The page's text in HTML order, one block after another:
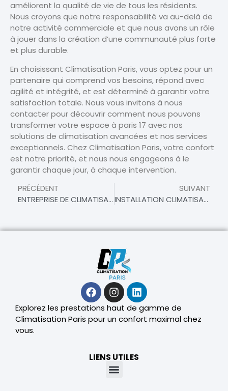
améliorent la qualité de vie de tous les résidents.
Nous croyons que notre responsabilité va au-delà de
notre activité commerciale et que nous avons un rôle
à jouer dans la création d’une communauté plus forte
et plus durable.
En choisissant Climatisation Paris, vous optez pour un
partenaire qui comprend vos besoins, répond avec
agilité et intégrité, et est déterminé à garantir votre
satisfaction totale. Nous vous invitons à nous
contacter pour découvrir comment nous pouvons
transformer votre espace à paris 17 avec nos
solutions de climatisation avancées et nos services
exceptionnels. Chez Climatisation Paris, votre confort
est notre priorité, et nous nous engageons à le
garantir chaque jour, à chaque intervention.
PRÉCÉDENT
ENTREPRISE DE CLIMATISATION À PARIS 17 – SPÉCIALISTES DU CONFORT AMBIANT
SUIVANT
INSTALLATION CLIMATISATION À PARIS 17 – VOTRE PARTENAIRE POUR UN CONFORT OPTIMAL
Explorez les prestations haut de gamme de
Climatisation Paris pour un confort maximal chez
vous.
LIENS UTILES